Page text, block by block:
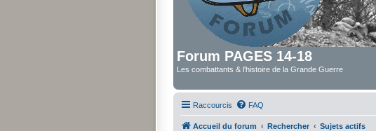
Forum PAGES 14-18
Les combattants & l'histoire de la Grande Guerre
Raccourcis FAQ
Accueil du forum Rechercher Sujets actifs